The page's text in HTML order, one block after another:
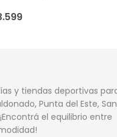
y tiendas deportivas
Punta del Este, San
el equilibrio entre